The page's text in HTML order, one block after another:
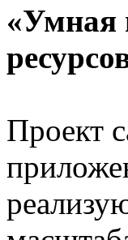
«Умная
Проект